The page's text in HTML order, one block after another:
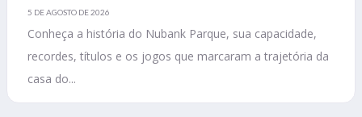
5 DE AGOSTO DE 2026
Conheça a história do Nubank Parque, sua capacidade,
recordes, títulos e os jogos que marcaram a trajetória da
casa do...